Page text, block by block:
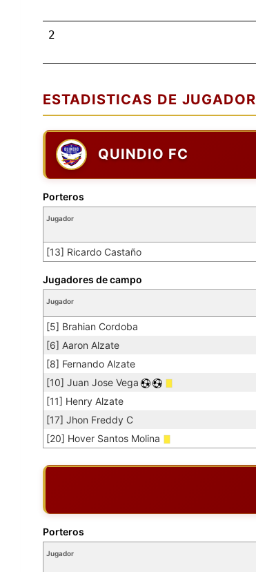
2
ESTADISTICAS DE JUGADOR
QUINDIO FC
Jugador
[13] Ricardo Castaño
Porteros
Jugador
[5] Brahian Cordoba
[6] Aaron Alzate
[8] Fernando Alzate
[10] Juan Jose Vega
[11] Henry Alzate
[17] Jhon Freddy C
[20] Hover Santos Molina
Jugadores de campo
Jugador
Porteros